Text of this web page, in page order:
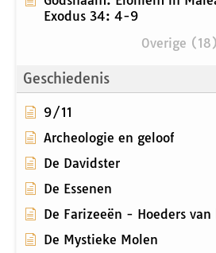
Exodus 34: 4-9
Overige (18)
Geschiedenis
9/11
Archeologie en geloof
De Davidster
De Essenen
De Farizeeën - Hoeders van
De Mystieke Molen